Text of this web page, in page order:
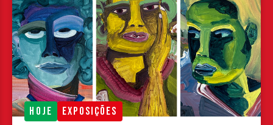
HOJE EXPOSIÇÕES